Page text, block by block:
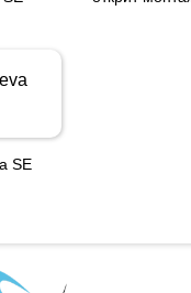
SE